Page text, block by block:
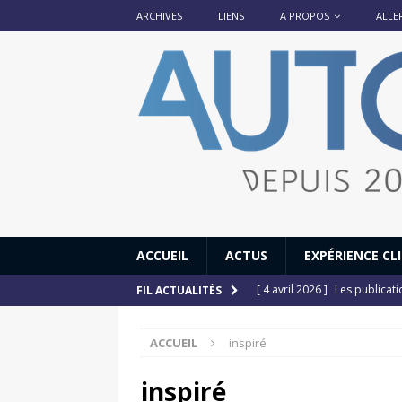
ARCHIVES LIENS A PROPOS
ACCUEIL ACTUS EXPÉRIENCE
FIL ACTUALITÉS [ 4 avril 2026 ] Les
[ 12 juillet 2025 ]
ACCUEIL inspiré
inspiré